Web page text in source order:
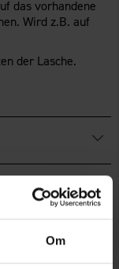
Om
das vorhandene
Wird z.B. auf
der Lasche.